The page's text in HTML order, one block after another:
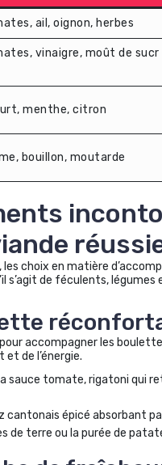
ail, oignon, herbes
vinaigre, moût de sucr
menthe, citron
bouillon, moutarde
choix en matière
s’agit de féculents, légumes
accompagner les
de l’énergie.
sauce tomate, rigatoni qui
cantonais épicé absorbant
de terre ou la purée de